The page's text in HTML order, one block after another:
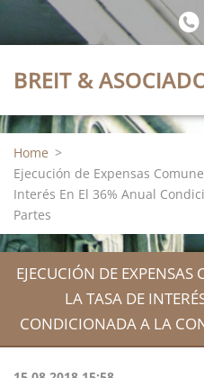
BREIT &
Home >
Ejecución de Expensas
Interés En El 36% Anual
Partes
EJECUCIÓN DE EXPENSAS
LA TASA DE
CONDICIONADA A LA